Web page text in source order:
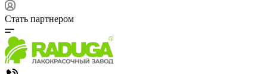
Стать партнером